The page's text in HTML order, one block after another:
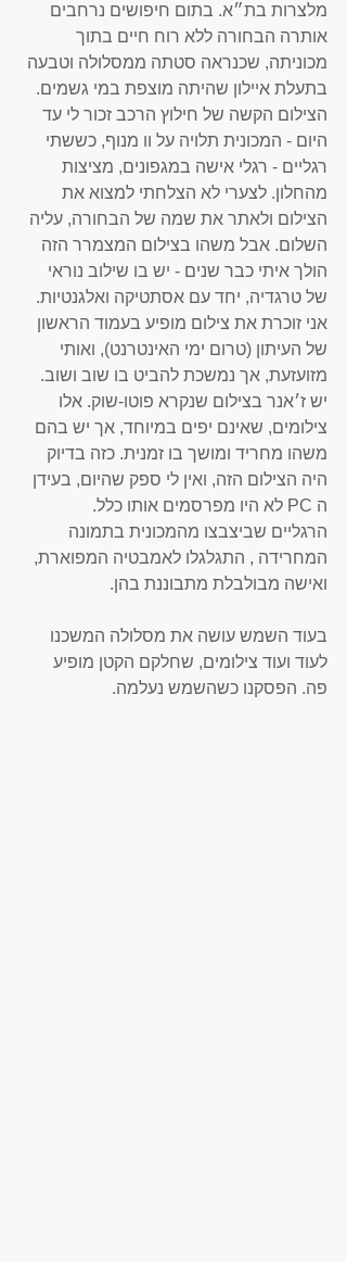
מלצרות בת״א. בתום חיפושים נרחבים
אותרה הבחורה ללא רוח חיים בתוך
מכוניתה, שכנראה סטתה ממסלולה וטבעה
בתעלת איילון שהיתה מוצפת במי גשמים.
הצילום הקשה של חילוץ הרכב זכור לי עד
היום - המכונית תלויה על וו מנוף, כששתי
רגליים - רגלי אישה במגפונים, מציצות
מהחלון. לצערי לא הצלחתי למצוא את
הצילום ולאתר את שמה של הבחורה, עליה
השלום. אבל משהו בצילום המצמרר הזה
הולך איתי כבר שנים - יש בו שילוב נוראי
של טרגדיה, יחד עם אסתטיקה ואלגנטיות.
אני זוכרת את צילום מופיע בעמוד הראשון
של העיתון (טרום ימי האינטרנט), ואותי
מזועזעת, אך נמשכת להביט בו שוב ושוב.
יש ז׳אנר בצילום שנקרא פוטו-שוק. אלו
צילומים, שאינם יפים במיוחד, אך יש בהם
משהו מחריד ומושך בו זמנית. כזה בדיוק
היה הצילום הזה, ואין לי ספק שהיום, בעידן
ה PC לא היו מפרסמים אותו כלל.
הרגליים שביצבצו מהמכונית בתמונה
המחרידה , התגלגלו לאמבטיה המפוארת,
ואישה מבולבלת מתבוננת בהן.
בעוד השמש עושה את מסלולה המשכנו
לעוד ועוד צילומים, שחלקם הקטן מופיע
פה. הפסקנו כשהשמש נעלמה.